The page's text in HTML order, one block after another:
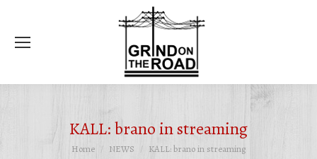
KALL: brano in streaming
Tu sei qui:
Home NEWS KALL: brano in streaming